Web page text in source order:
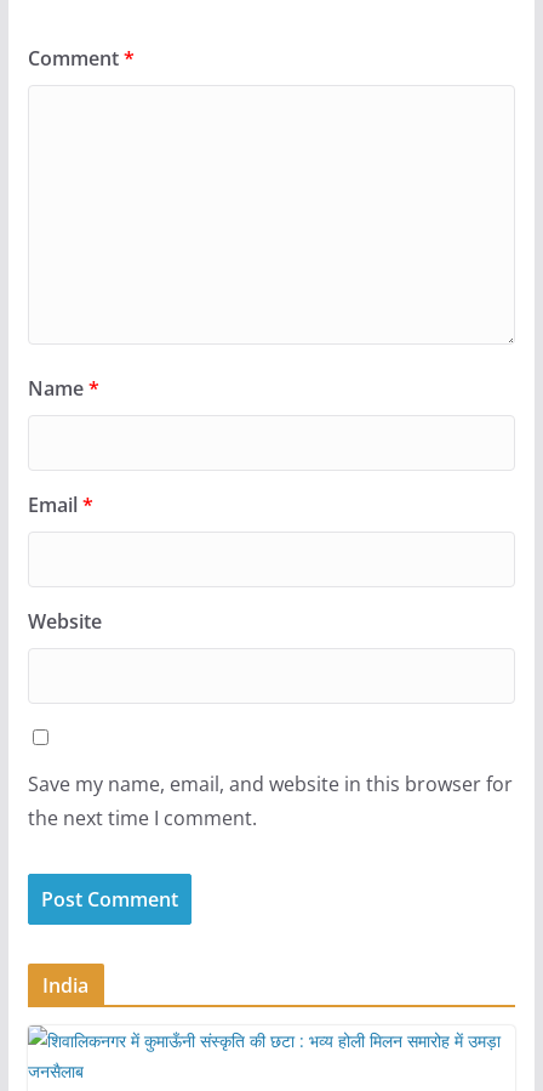
Comment*
Name*
Email*
Website
Save my name, email, and website in this browser for
the next time I comment.
India